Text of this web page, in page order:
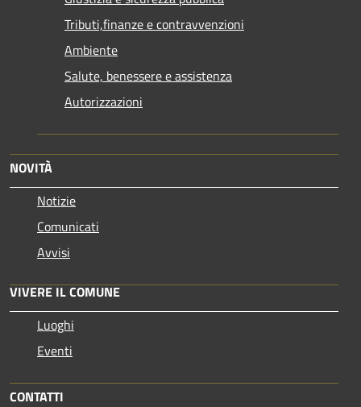
Tributi,finanze e contravvenzioni
Ambiente
Salute, benessere e assistenza
Autorizzazioni
NOVITÀ
Notizie
Comunicati
Avvisi
VIVERE IL COMUNE
Luoghi
Eventi
CONTATTI